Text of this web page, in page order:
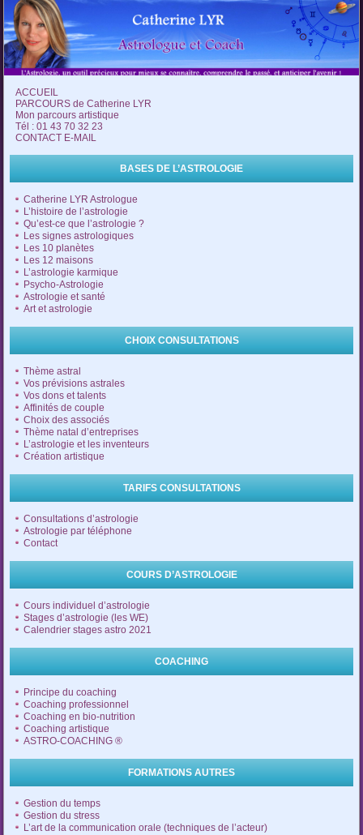
ACCUEIL
PARCOURS de Catherine LYR
Mon parcours artistique
Tél : 01 43 70 32 23
CONTACT E-MAIL
BASES DE L’ASTROLOGIE
Catherine LYR Astrologue
L’histoire de l’astrologie
Qu’est-ce que l’astrologie ?
Les signes astrologiques
Les 10 planètes
Les 12 maisons
L’astrologie karmique
Psycho-Astrologie
Astrologie et santé
Art et astrologie
CHOIX CONSULTATIONS
Thème astral
Vos prévisions astrales
Vos dons et talents
Affinités de couple
Choix des associés
Thème natal d’entreprises
L’astrologie et les inventeurs
Création artistique
TARIFS CONSULTATIONS
Consultations d’astrologie
Astrologie par téléphone
Contact
COURS D’ASTROLOGIE
Cours individuel d’astrologie
Stages d’astrologie (les WE)
Calendrier stages astro 2021
COACHING
Principe du coaching
Coaching professionnel
Coaching en bio-nutrition
Coaching artistique
ASTRO-COACHING ®
FORMATIONS AUTRES
Gestion du temps
Gestion du stress
L’art de la communication orale (techniques de l’acteur)